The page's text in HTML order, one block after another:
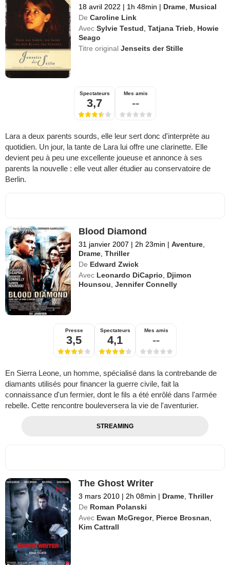
18 avril 2022 | 1h 48min | Drame Musical
De Caroline Link
Avec Sylvie Testud ,Tatjana Trieb
Howie
Seago
Titre originalJenseits der Stille
Spectateurs
3,7
Mes amis
--
Lara a deux parents sourds, elle leur sert donc d'interprète au
quotidien. Un jour, la tante de Lara lui offre une clarinette. Elle
devient peu à peu une excellente joueuse et annonce à ses
parents la nouvelle : elle veut aller étudier au conservatoire de
Berlin.
Blood Diamond
31 janvier 2007 | 2h 23min | Aventure
Drame ,Thriller
De Edward Zwick
Avec Leonardo DiCaprio
Djimon
Hounsou ,Jennifer Connelly
Presse
3,5
Spectateurs
4,1
Mes amis
--
En Sierra Leone, un homme, spécialisé dans la contrebande de
diamants utilisés pour financer la guerre civile, fait la
connaissance d'un fermier, dont le fils a été enrôlé dans l'armée
rebelle. Cette rencontre bouleversera la vie de l'aventurier.
STREAMING
The Ghost Writer
3 mars 2010 | 2h 08min | Drame,Thriller
De Roman Polanski
Avec Ewan McGregor, Pierce Brosnan,
Kim Cattrall